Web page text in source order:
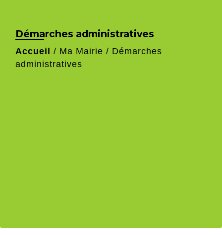
Démarches administratives
Accueil / Ma Mairie / Démarches
administratives